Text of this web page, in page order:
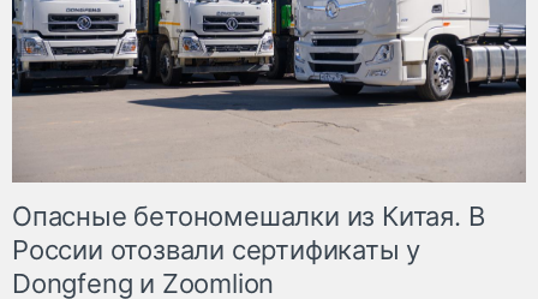
Опасные бетономешалки из Китая. В
России отозвали сертификаты у
Dongfeng и Zoomlion